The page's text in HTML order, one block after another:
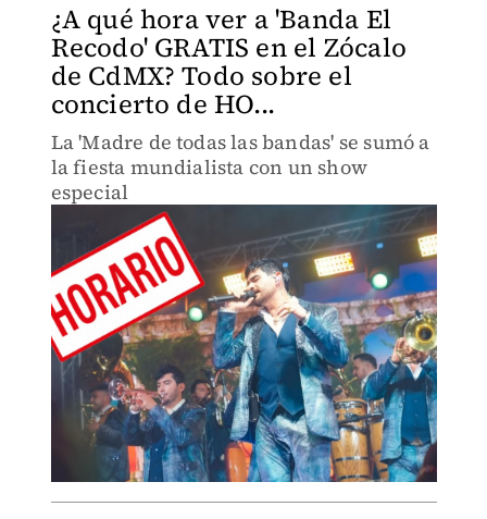
¿A qué hora ver a 'Banda El
Recodo' GRATIS en el Zócalo
de CdMX? Todo sobre el
concierto de HO...
La 'Madre de todas las bandas' se sumó a
la fiesta mundialista con un show
especial